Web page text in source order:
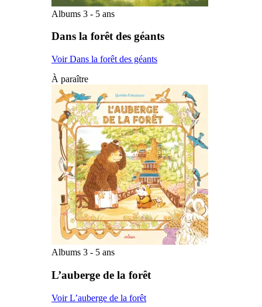
Albums 3 - 5 ans
Dans la forêt des géants
Voir Dans la forêt des géants
À paraître
Albums 3 - 5 ans
L’auberge de la forêt
Voir L’auberge de la forêt